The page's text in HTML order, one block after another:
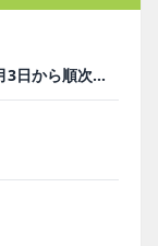
ブリヂストン、熊本工場のホース生産を8月3日から順次再開